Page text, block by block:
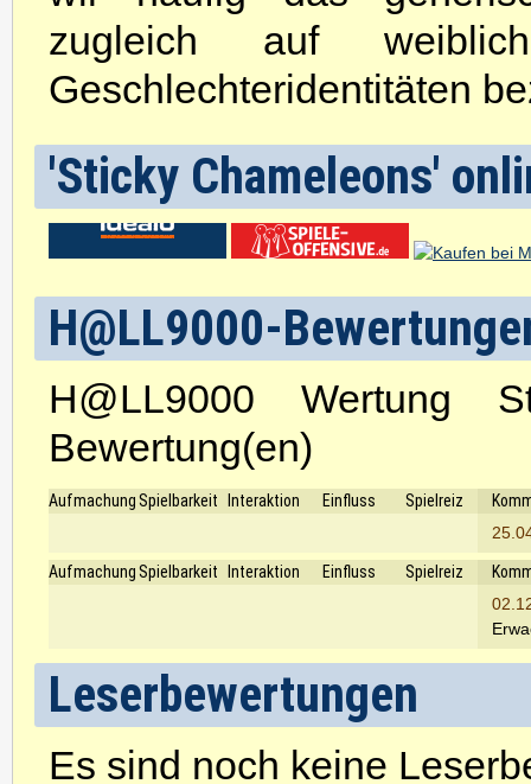
zugleich auf
Geschlechteridentitäten
'Sticky Chameleons'
H@LL9000-
H@LL9000 Wertung
Bewertung(en)
Aufmachung Spielbarkeit Interaktion Einfluss Spielreiz
Aufmachung Spielbarkeit Interaktion Einfluss Spielreiz
Leserbewertungen
Es sind noch keine